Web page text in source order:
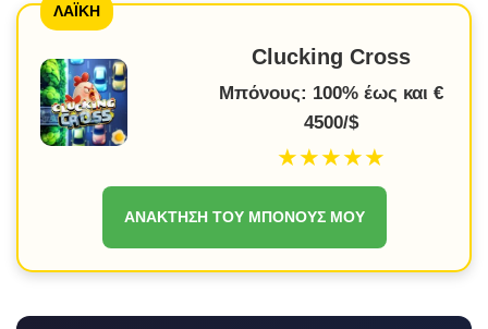
ΛΑΪΚΗ
Clucking Cross
Μπόνους: 100% έως και €
4500/$
★★★★★
ΑΝΆΚΤΗΣΗ ΤΟΥ ΜΠΌΝΟΥΣ ΜΟΥ